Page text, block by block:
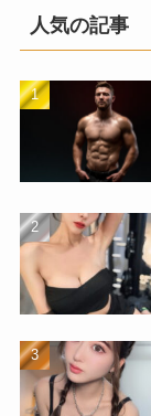
人気の記事